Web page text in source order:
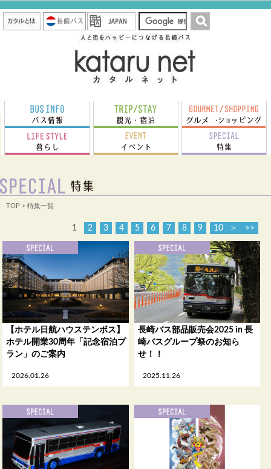
TOP > 特集一覧
1 2 3 4 5 6 7 8 9 10 ＞ >>
2026.01.26
【ホテル日航ハウステンボス】
ホテル開業30周年「記念宿泊プ
ラン」のご案内
2025.11.26
長崎バス部品販売会2025 in 長
崎バスグループ祭のお知ら
せ！！